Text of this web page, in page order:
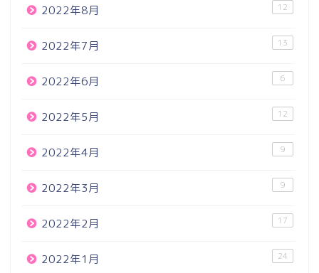
2022年8月 12
2022年7月 13
2022年6月 6
2022年5月 12
2022年4月 9
2022年3月 9
2022年2月 17
2022年1月 24